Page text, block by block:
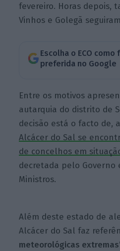
fevereiro. Horas depois,
Vinhos e Golegã
Escolha o ECO como
preferida no Google
Entre os motivos
autarquia do distrito de
decisão está o facto de,
Alcácer do Sal se
de concelhos em
decretada pelo Governo
Ministros.
Além deste estado de
Alcácer do Sal faz
meteorológicas